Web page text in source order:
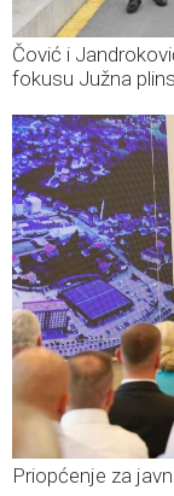
Čović i
fokusu Južna
Priopćenje za